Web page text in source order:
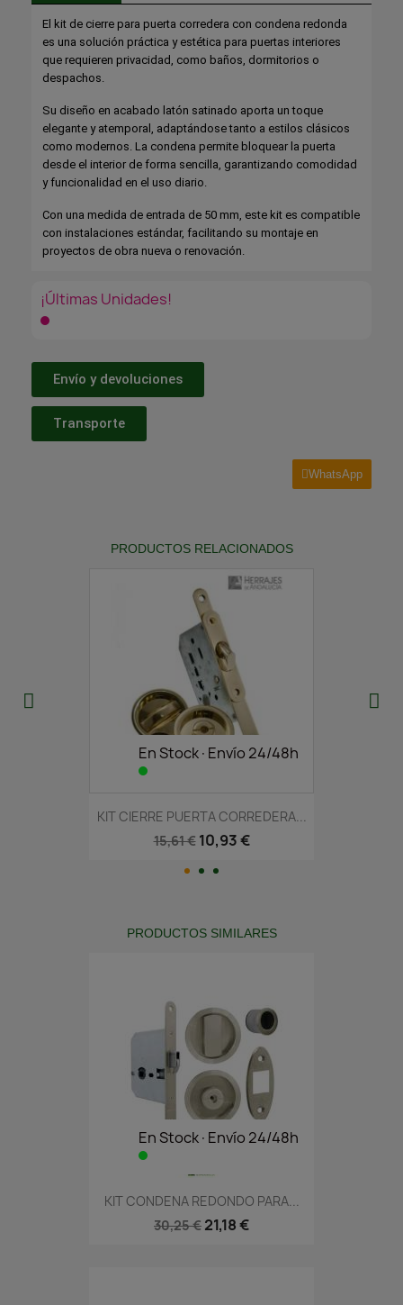
El kit de cierre para puerta corredera con condena redonda
es una solución práctica y estética para puertas interiores
que requieren privacidad, como baños, dormitorios o
despachos.
Su diseño en acabado latón satinado aporta un toque
elegante y atemporal, adaptándose tanto a estilos clásicos
como modernos. La condena permite bloquear la puerta
desde el interior de forma sencilla, garantizando comodidad
y funcionalidad en el uso diario.
Con una medida de entrada de 50 mm, este kit es compatible
con instalaciones estándar, facilitando su montaje en
proyectos de obra nueva o renovación.
¡Últimas Unidades!
Envío y devoluciones
Transporte
WhatsApp
PRODUCTOS RELACIONADOS
En Stock·Envío 24/48h
KIT CIERRE PUERTA CORREDERA...
15,61 € 10,93 €
PRODUCTOS SIMILARES
En Stock·Envío 24/48h
KIT CONDENA REDONDO PARA...
30,25 € 21,18 €